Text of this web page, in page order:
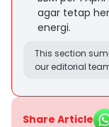
agar tetap
energi.
This section
our editorial
Share Article